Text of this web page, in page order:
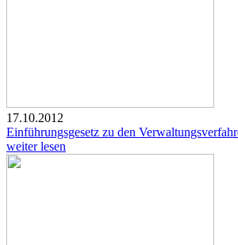
17.10.2012
Einführungsgesetz zu den
weiter lesen